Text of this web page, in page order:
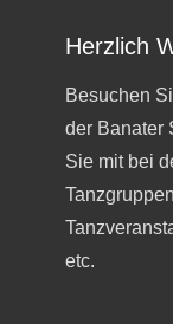
Herzlich
Besuchen
der Banater
Sie mit bei
etc.